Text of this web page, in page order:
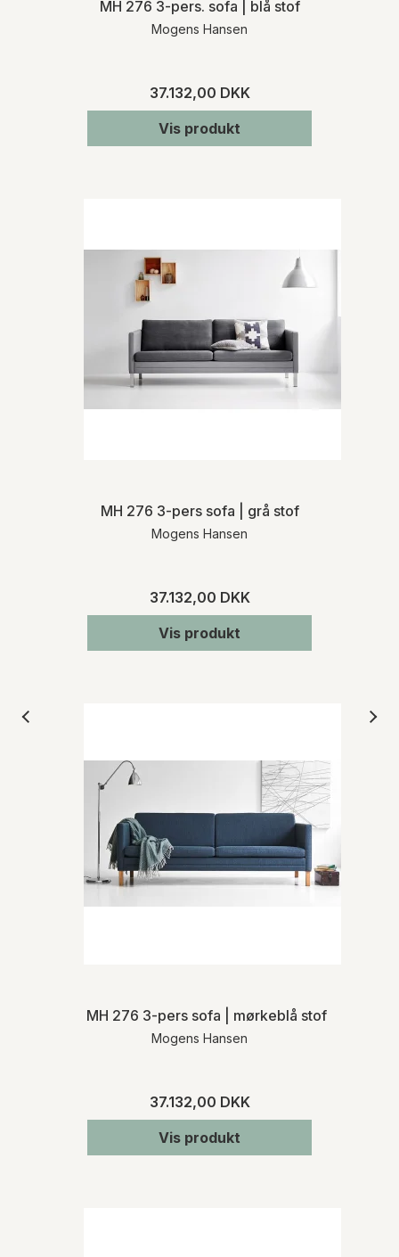
MH 276 3-pers. sofa | blå stof
Mogens Hansen
37.132,00 DKK
Vis produkt
MH 276 3-pers sofa | grå stof
Mogens Hansen
37.132,00 DKK
Vis produkt
MH 276 3-pers sofa | mørkeblå stof
Mogens Hansen
37.132,00 DKK
Vis produkt